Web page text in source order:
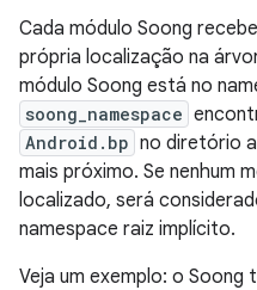
Cada módulo Soong
própria localização na
módulo Soong está no
soong_namespace
Android.bp no diretório
mais próximo. Se nenhum
localizado, será
namespace raiz implícito.
Veja um exemplo: o